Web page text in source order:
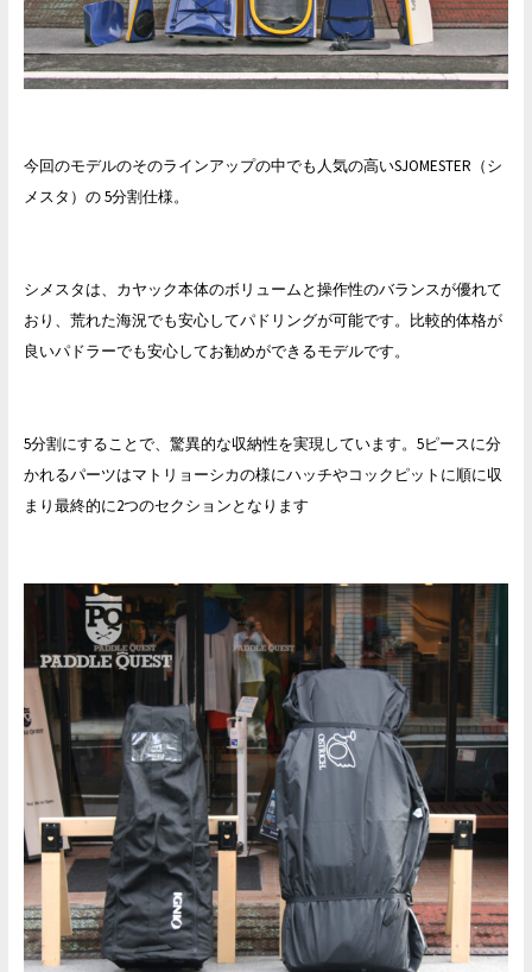
今回のモデルのそのラインアップの中でも人気の高いSJOMESTER（シ
メスタ）の 5分割仕様。
シメスタは、カヤック本体のボリュームと操作性のバランスが優れて
おり、荒れた海況でも安心してパドリングが可能です。比較的体格が
良いパドラーでも安心してお勧めができるモデルです。
5分割にすることで、驚異的な収納性を実現しています。5ピースに分
かれるパーツはマトリョーシカの様にハッチやコックピットに順に収
まり最終的に2つのセクションとなります